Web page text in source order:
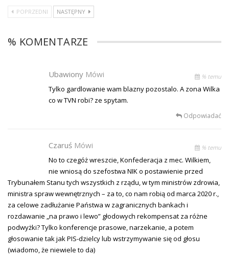
POPRZEDNI NASTĘPNY
% KOMENTARZE
Ubawiony Mówi % temu
Tylko gardlowanie wam blazny pozostalo. A zona Wilka
co w TVN robi? ze spytam.
Odpowiadać
Czaruś Mówi % temu
No to czegóż wreszcie, Konfederacja z mec. Wilkiem,
nie wniosą do szefostwa NIK o postawienie przed
Trybunałem Stanu tych wszystkich z rządu, w tym ministrów zdrowia,
ministra spraw wewnętrznych – za to, co nam robią od marca 2020 r.,
za celowe zadłużanie Państwa w zagranicznych bankach i
rozdawanie „na prawo i lewo” głodowych rekompensat za różne
podwyżki? Tylko konferencje prasowe, narzekanie, a potem
głosowanie tak jak PIS-dzielcy lub wstrzymywanie się od głosu
(wiadomo, że niewiele to da)